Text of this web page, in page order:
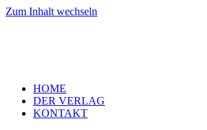
Zum Inhalt wechseln
HOME
DER VERLAG
KONTAKT